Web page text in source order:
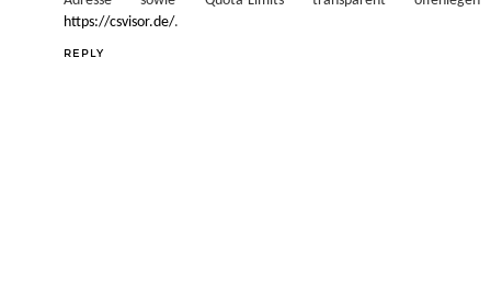
https://csvisor.de/.
REPLY